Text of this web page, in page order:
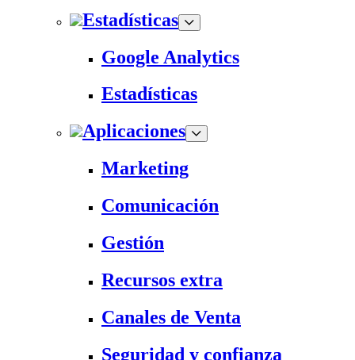
Estadísticas
Google Analytics
Estadísticas
Aplicaciones
Marketing
Comunicación
Gestión
Recursos extra
Canales de Venta
Seguridad y confianza